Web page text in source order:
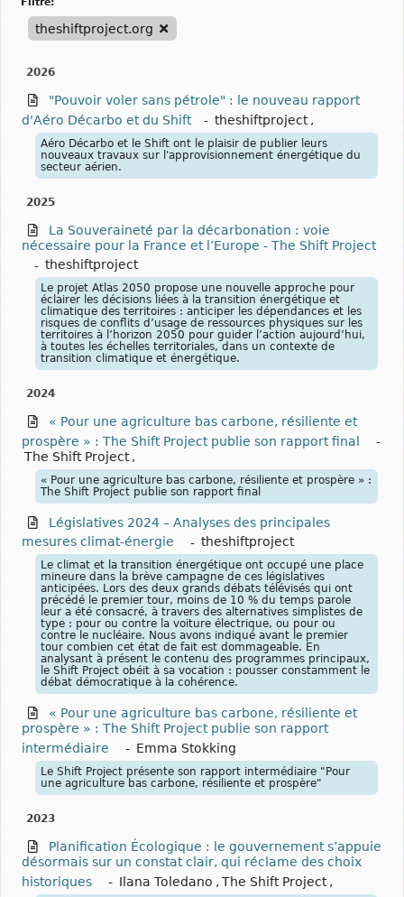
theshiftproject.org
2026
"Pouvoir voler sans pétrole" : le nouveau rapport
d'Aéro Décarbo et du Shift
- theshiftproject ,
Aéro Décarbo et le Shift ont le plaisir de publier leurs
nouveaux travaux sur l'approvisionnement énergétique du
secteur aérien.
2025
La Souveraineté par la décarbonation : voie
nécessaire pour la France et l’Europe - The Shift Project
- theshiftproject
Le projet Atlas 2050 propose une nouvelle approche pour
éclairer les décisions liées à la transition énergétique et
climatique des territoires : anticiper les dépendances et les
risques de conflits d’usage de ressources physiques sur les
territoires à l’horizon 2050 pour guider l’action aujourd’hui,
à toutes les échelles territoriales, dans un contexte de
transition climatique et énergétique.
2024
« Pour une agriculture bas carbone, résiliente et
prospère » : The Shift Project publie son rapport final
-
The Shift Project ,
« Pour une agriculture bas carbone, résiliente et prospère » :
The Shift Project publie son rapport final
Législatives 2024 – Analyses des principales
mesures climat-énergie
- theshiftproject
Le climat et la transition énergétique ont occupé une place
mineure dans la brève campagne de ces législatives
anticipées. Lors des deux grands débats télévisés qui ont
précédé le premier tour, moins de 10 % du temps parole
leur a été consacré, à travers des alternatives simplistes de
type : pour ou contre la voiture électrique, ou pour ou
contre le nucléaire. Nous avons indiqué avant le premier
tour combien cet état de fait est dommageable. En
analysant à présent le contenu des programmes principaux,
le Shift Project obéit à sa vocation : pousser constamment le
débat démocratique à la cohérence.
« Pour une agriculture bas carbone, résiliente et
prospère » : The Shift Project publie son rapport
intermédiaire
- Emma Stokking
Le Shift Project présente son rapport intermédiaire "Pour
une agriculture bas carbone, résiliente et prospère"
2023
Planification Écologique : le gouvernement s’appuie
désormais sur un constat clair, qui réclame des choix
historiques
- Ilana Toledano , The Shift Project ,